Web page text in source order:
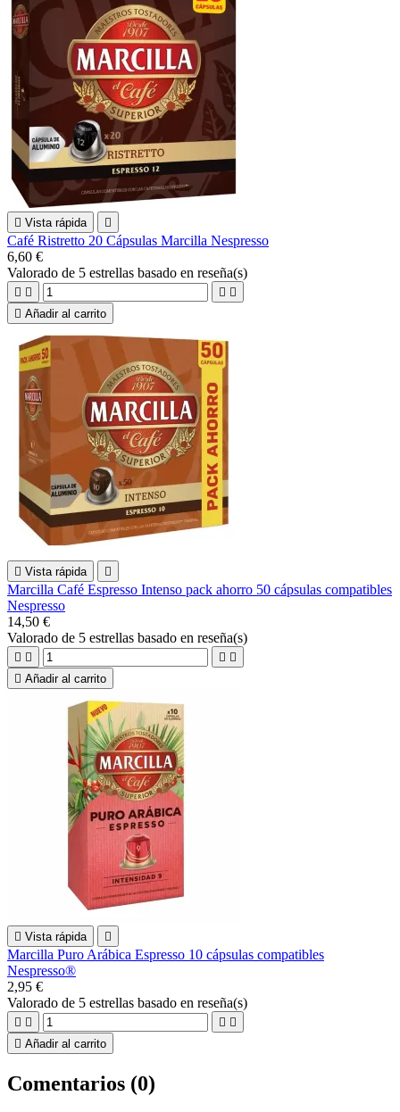
 Vista rápida 
Café Ristretto 20 Cápsulas Marcilla Nespresso
6,60 €
Valorado de 5 estrellas basado en reseña(s)
   
 Añadir al carrito
 Vista rápida 
Marcilla Café Espresso Intenso pack ahorro 50 cápsulas compatibles
Nespresso
14,50 €
Valorado de 5 estrellas basado en reseña(s)
   
 Añadir al carrito
 Vista rápida 
Marcilla Puro Arábica Espresso 10 cápsulas compatibles
Nespresso®
2,95 €
Valorado de 5 estrellas basado en reseña(s)
   
 Añadir al carrito
Comentarios (0)